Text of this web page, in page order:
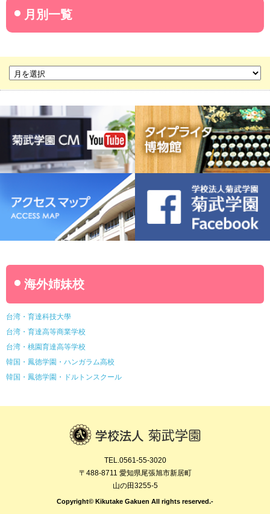
名古屋産業大学
菊華高等学校
菊武ビジネス専門学校
名古屋ウェディング＆フラワー・ビューティ学院
菊武幼稚園
稲葉保育園
海外姉妹校
台湾・育達科技大學
台湾・育達高等商業学校
台湾・桃園育達高等学校
韓国・鳳徳学園・ハンガラム高校
韓国・鳳徳学園・ドルトンスクール
TEL.0561-55-3020
〒488-8711 愛知県尾張旭市新居町
山の田3255-5
Copyright© Kikutake Gakuen All rights reserved.-